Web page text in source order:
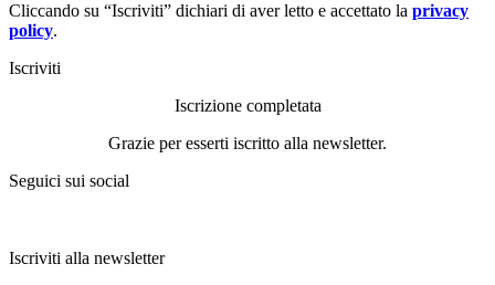
Cliccando su “Iscriviti” dichiari di aver letto e accettato la privacy
policy.
Iscriviti
Iscrizione completata
Grazie per esserti iscritto alla newsletter.
Seguici sui social
Iscriviti alla newsletter